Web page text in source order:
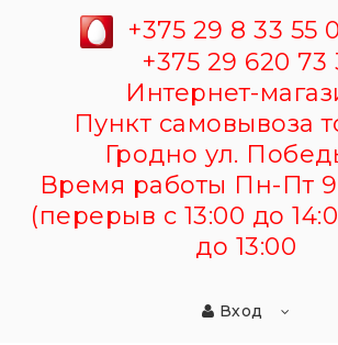
+375 29 8 33
+375 29 620 73
Интернет-
Пункт самовывоза
Гродно ул.
Время работы Пн-Пт
(перерыв с 13:00 до
до 13:00
Вход